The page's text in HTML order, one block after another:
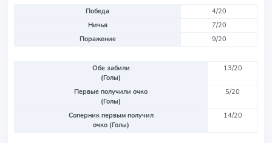
Победа
4/20
Ничья
7/20
Поражение
9/20
Обе забили
(Голы)
13/20
Первые получили очко
(Голы)
5/20
Соперник первым получил
очко (Голы)
14/20